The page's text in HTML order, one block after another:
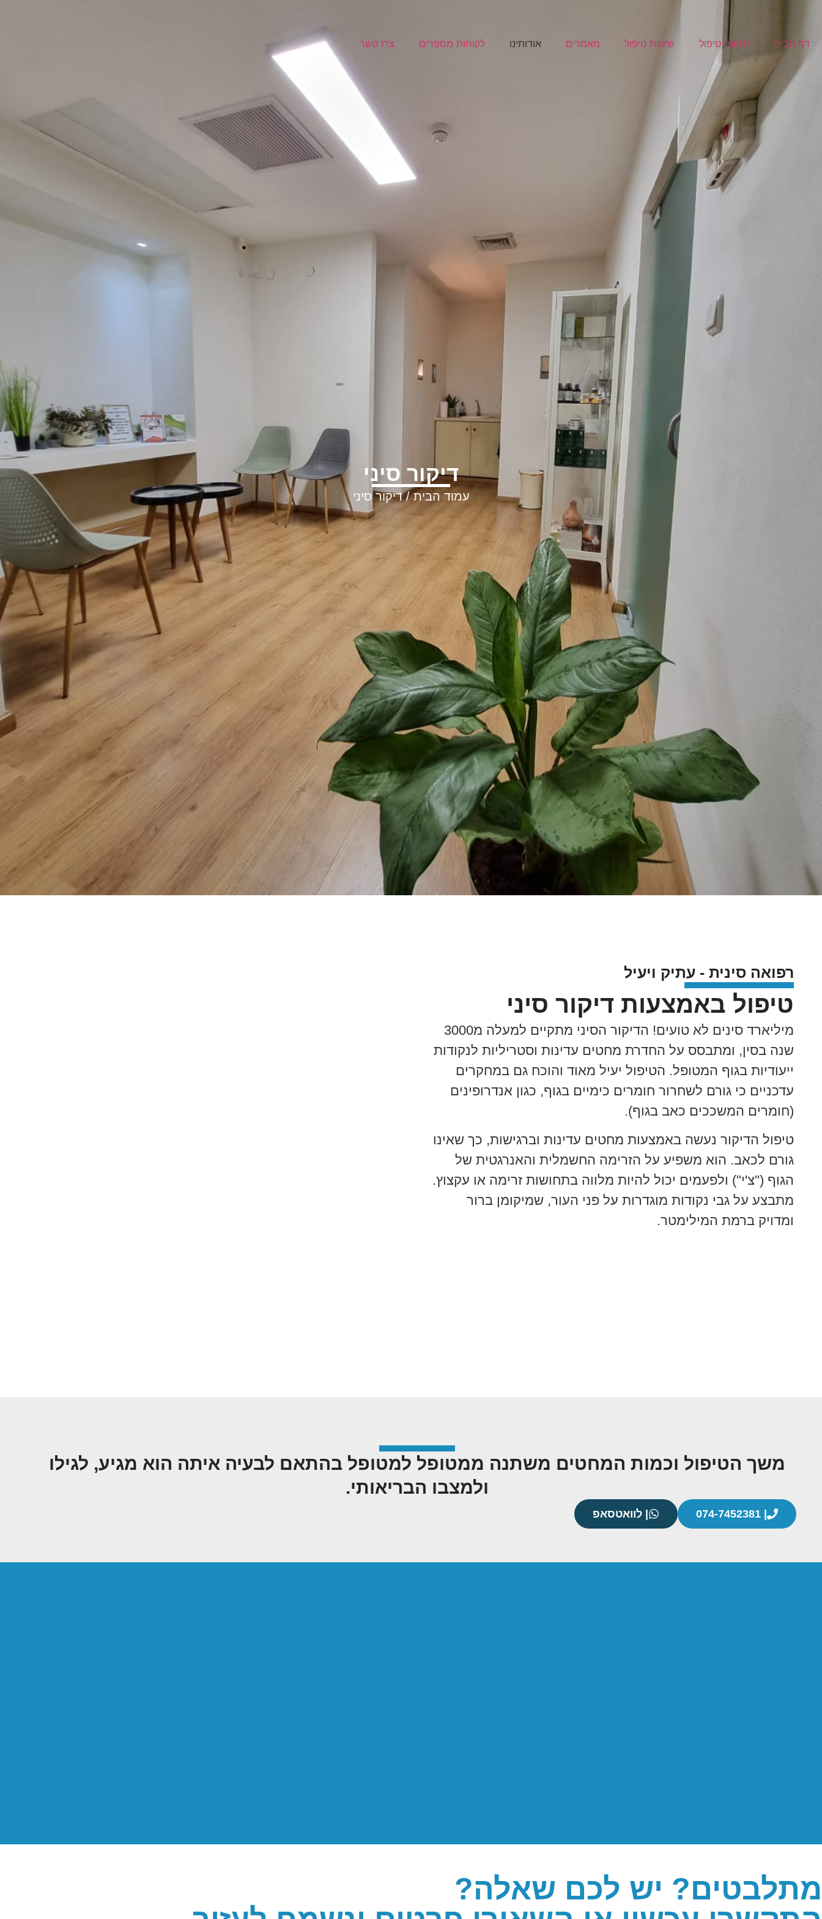
דף הבית תחומי טיפול שיטות טיפול מאמרים אודותינו לקוחות מספרים צרו קשר
דיקור סיני
עמוד הבית/ דיקור סיני
רפואה סינית - עתיק ויעיל
טיפול באמצעות דיקור סיני
מיליארד סינים לא טועים! הדיקור הסיני מתקיים למעלה מ3000
שנה בסין, ומתבסס על החדרת מחטים עדינות וסטריליות לנקודות
ייעודיות בגוף המטופל. הטיפול יעיל מאוד והוכח גם במחקרים
עדכניים כי גורם לשחרור חומרים כימיים בגוף, כגון אנדרופינים
(חומרים המשככים כאב בגוף).
טיפול הדיקור נעשה באמצעות מחטים עדינות וברגישות, כך שאינו
גורם לכאב. הוא משפיע על הזרימה החשמלית והאנרגטית של
הגוף ("צ'י") ולפעמים יכול להיות מלווה בתחושות זרימה או עקצוץ.
מתבצע על גבי נקודות מוגדרות על פני העור, שמיקומן ברור
ומדויק ברמת המילימטר.
משך הטיפול וכמות המחטים משתנה ממטופל למטופל בהתאם לבעיה איתה הוא מגיע, לגילו
ולמצבו הבריאותי.
| 074-7452381 | לוואטסאפ
מתלבטים? יש לכם שאלה?